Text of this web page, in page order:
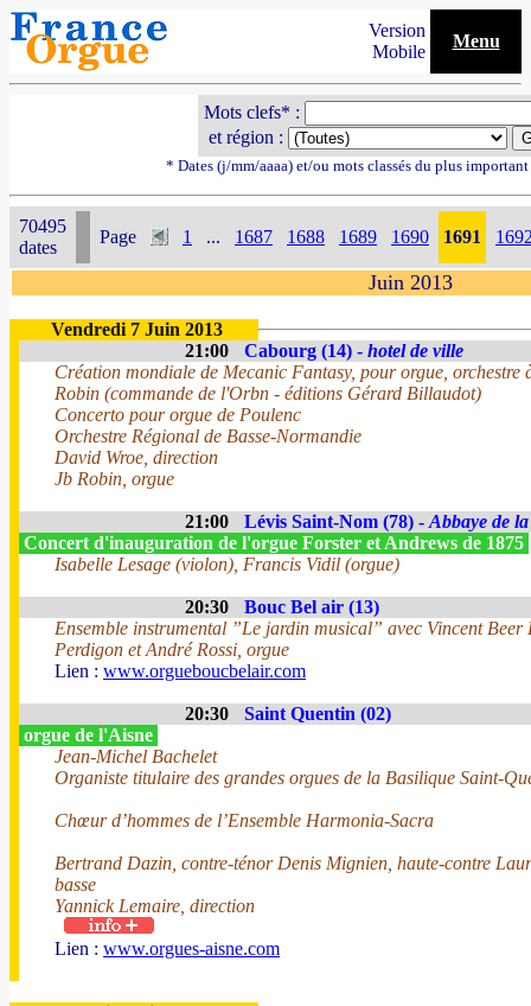
Version
Mobile
Menu
Mots clefs* :
et région :
* Dates (j/mm/aaaa) et/ou mots classés du plus
70495
dates
Page 1 ... 1687 1688 1689 1690 1691
Juin 2013
Vendredi 7 Juin 2013
21:00
Cabourg (14) - hotel de ville
Création mondiale de Mecanic Fantasy, pour orgue, orchestre
Robin (commande de l'Orbn - éditions Gérard Billaudot)
Concerto pour orgue de Poulenc
Orchestre Régional de Basse-Normandie
David Wroe, direction
Jb Robin, orgue
21:00 Lévis Saint-Nom (78) - Abbaye de
Concert d'inauguration de l'orgue Forster et Andrews de 1875
Isabelle Lesage (violon), Francis Vidil (orgue)
20:30
Bouc Bel air (13)
Ensemble instrumental ”Le jardin musical” avec Vincent
Perdigon et André Rossi, orgue
Lien : www.orgueboucbelair.com
20:30
Saint Quentin (02)
orgue de l'Aisne
Jean-Michel Bachelet
Organiste titulaire des grandes orgues de la Basilique Saint-
Chœur d’hommes de l’Ensemble Harmonia-Sacra
Bertrand Dazin, contre-ténor Denis Mignien, haute-contre
basse
Yannick Lemaire, direction
Lien : www.orgues-aisne.com